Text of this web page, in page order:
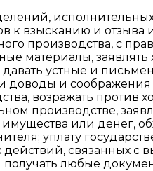
к взысканию и отзыва
производства, с
материалы, заявлять
устные и
доводы и
возражать против
производстве,
или денег,
уплату
связанных с
любые